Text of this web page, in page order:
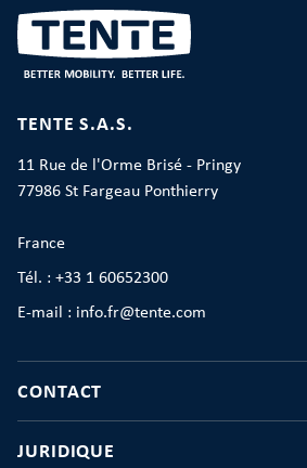
TENTE S.A.S.
11 Rue de l'Orme Brisé - Pringy
77986 St Fargeau Ponthierry
France
Tél. : +33 1 60652300
E-mail : info.fr@tente.com
CONTACT
JURIDIQUE